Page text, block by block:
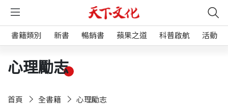
書籍類別 新書 暢銷書 蘋果之道 科普啟航 活動
心理勵志
首頁 全書籍 心理勵志